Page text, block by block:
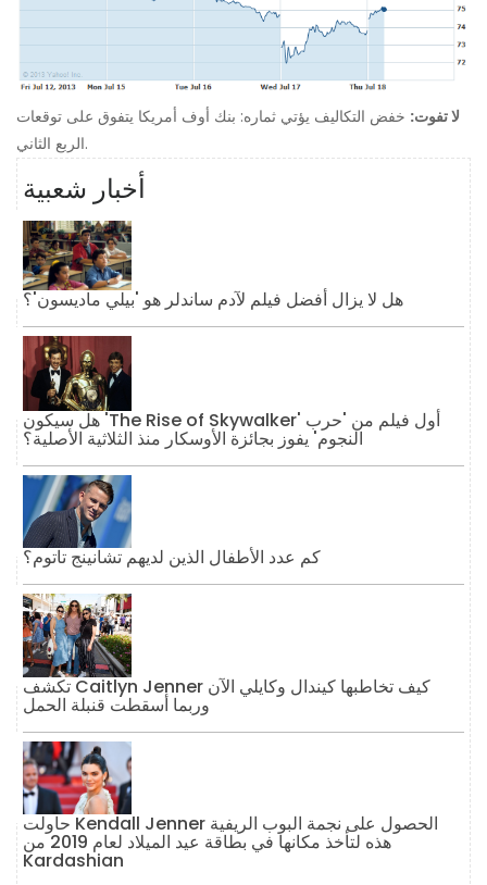
لا تفوت: خفض التكاليف يؤتي ثماره: بنك أوف أمريكا يتفوق على توقعات
الربع الثاني.
أخبار شعبية
هل لا يزال أفضل فيلم لآدم ساندلر هو 'بيلي ماديسون'؟
هل سيكون 'The Rise of Skywalker' أول فيلم من 'حرب
النجوم' يفوز بجائزة الأوسكار منذ الثلاثية الأصلية؟
كم عدد الأطفال الذين لديهم تشانينج تاتوم؟
تكشف Caitlyn Jenner كيف تخاطبها كيندال وكايلي الآن
وربما أسقطت قنبلة الحمل
حاولت Kendall Jenner الحصول على نجمة البوب ​​الريفية
هذه لتأخذ مكانها في بطاقة عيد الميلاد لعام 2019 من
Kardashian